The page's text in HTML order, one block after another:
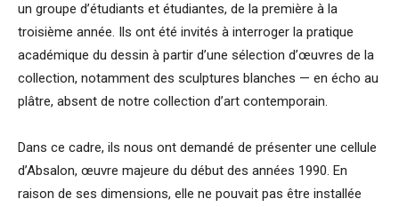
un groupe d’étudiants et étudiantes, de la première à la
troisième année. Ils ont été invités à interroger la pratique
académique du dessin à partir d’une sélection d’œuvres de la
collection, notamment des sculptures blanches — en écho au
plâtre, absent de notre collection d’art contemporain.
Dans ce cadre, ils nous ont demandé de présenter une cellule
d’Absalon, œuvre majeure du début des années 1990. En
raison de ses dimensions, elle ne pouvait pas être installée